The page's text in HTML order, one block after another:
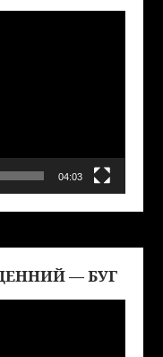
04:03
— БУГ